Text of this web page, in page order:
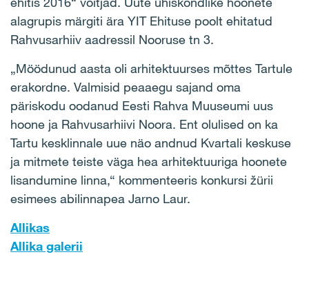
alagrupis märgiti ära YIT Ehituse poolt ehitatud
Rahvusarhiiv aadressil Nooruse tn 3.
„Möödunud aasta oli arhitektuurses mõttes Tartule
erakordne. Valmisid peaaegu sajand oma
päriskodu oodanud Eesti Rahva Muuseumi uus
hoone ja Rahvusarhiivi Noora. Ent olulised on ka
Tartu kesklinnale uue näo andnud Kvartali keskuse
ja mitmete teiste väga hea arhitektuuriga hoonete
lisandumine linna,“ kommenteeris konkursi žürii
esimees abilinnapea Jarno Laur.
Allikas
Allika galerii